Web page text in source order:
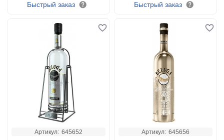
Быстрый заказ Быстрый заказ
Артикул: 645652 Артикул: 645656